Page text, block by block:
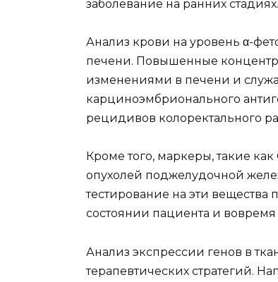
заболевание на ранних стадиях.
Анализ крови на уровень α-
печени. Повышенные
изменениями в печени и
карциноэмбрионального
рецидивов колоректального
Кроме того, маркеры, такие
опухолей поджелудочной
тестирование на эти вещества
состоянии пациента и
Анализ экспрессии генов в
терапевтических стратегий.